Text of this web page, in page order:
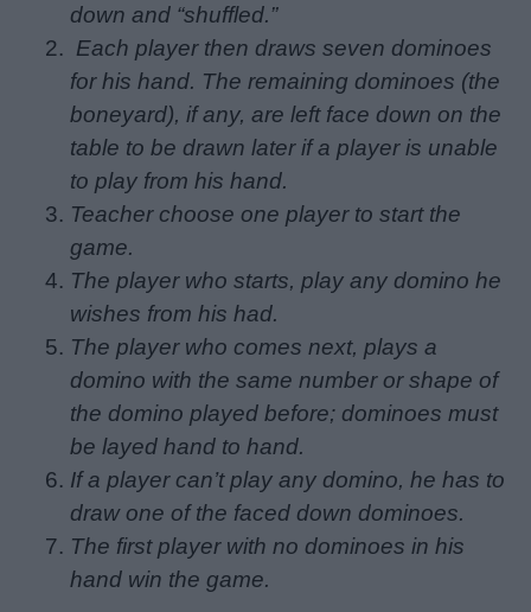
Privacy
policy
down and “shuffled.”
Each player then draws seven dominoes
for his hand. The remaining dominoes (the
boneyard), if any, are left face down on the
table to be drawn later if a player is unable
to play from his hand.
Teacher choose one player to start the
game.
The player who starts, play any domino he
wishes from his had.
The player who comes next, plays a
domino with the same number or shape of
the domino played before; dominoes must
be layed hand to hand.
If a player can’t play any domino, he has to
draw one of the faced down dominoes.
The first player with no dominoes in his
hand win the game.